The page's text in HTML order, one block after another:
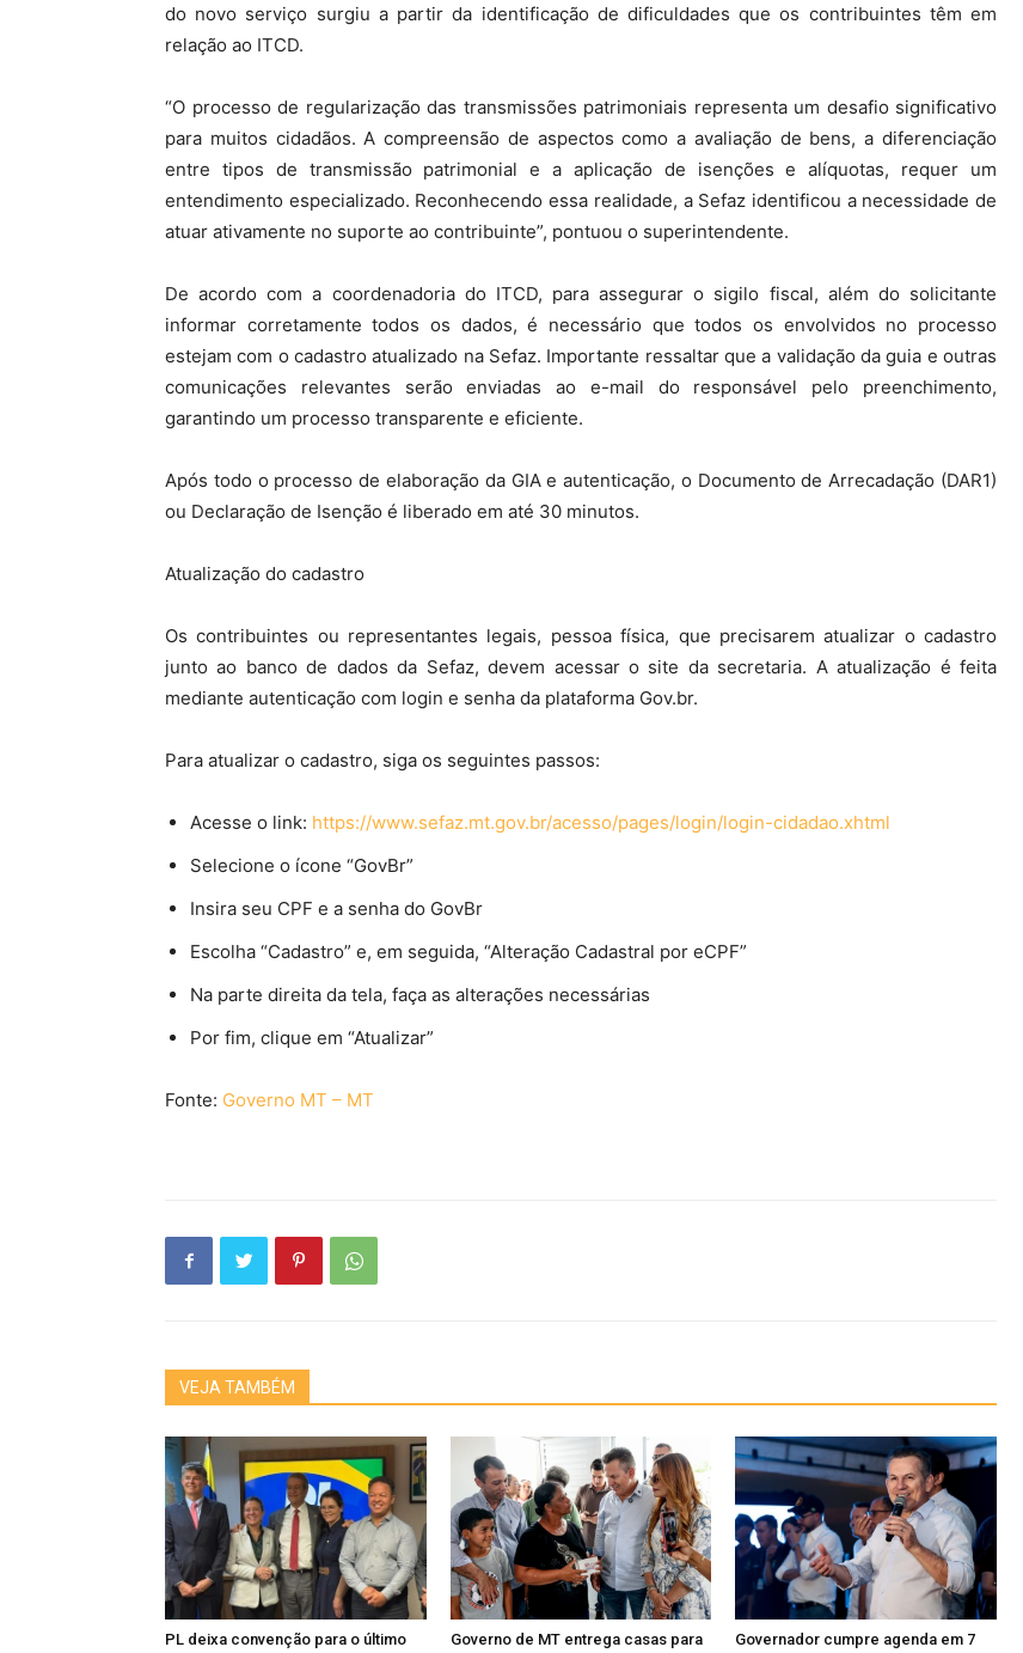
do novo serviço surgiu a partir da identificação de dificuldades que os contribuintes têm em
relação ao ITCD.
“O processo de regularização das transmissões patrimoniais representa um desafio significativo
para muitos cidadãos. A compreensão de aspectos como a avaliação de bens, a diferenciação
entre tipos de transmissão patrimonial e a aplicação de isenções e alíquotas, requer um
entendimento especializado. Reconhecendo essa realidade, a Sefaz identificou a necessidade de
atuar ativamente no suporte ao contribuinte”, pontuou o superintendente.
De acordo com a coordenadoria do ITCD, para assegurar o sigilo fiscal, além do solicitante
informar corretamente todos os dados, é necessário que todos os envolvidos no processo
estejam com o cadastro atualizado na Sefaz. Importante ressaltar que a validação da guia e outras
comunicações relevantes serão enviadas ao e-mail do responsável pelo preenchimento,
garantindo um processo transparente e eficiente.
Após todo o processo de elaboração da GIA e autenticação, o Documento de Arrecadação (DAR1)
ou Declaração de Isenção é liberado em até 30 minutos.
Atualização do cadastro
Os contribuintes ou representantes legais, pessoa física, que precisarem atualizar o cadastro
junto ao banco de dados da Sefaz, devem acessar o site da secretaria. A atualização é feita
mediante autenticação com login e senha da plataforma Gov.br.
Para atualizar o cadastro, siga os seguintes passos:
Acesse o link: https://www.sefaz.mt.gov.br/acesso/pages/login/login-cidadao.xhtml
Selecione o ícone “GovBr”
Insira seu CPF e a senha do GovBr
Escolha “Cadastro” e, em seguida, “Alteração Cadastral por eCPF”
Na parte direita da tela, faça as alterações necessárias
Por fim, clique em “Atualizar”
Fonte: Governo MT – MT
VEJA TAMBÉM
PL deixa convenção para o último
Governo de MT entrega casas para
Governador cumpre agenda em 7